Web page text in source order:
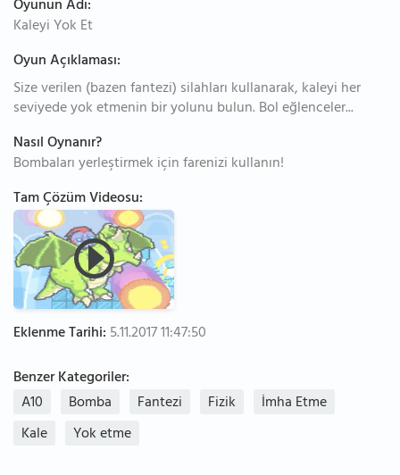
Oyunun Adı:
Kaleyi Yok Et
Oyun Açıklaması:
Size verilen (bazen fantezi) silahları kullanarak, kaleyi her
seviyede yok etmenin bir yolunu bulun. Bol eğlenceler...
Nasıl Oynanır?
Bombaları yerleştirmek için farenizi kullanın!
Tam Çözüm Videosu:
Eklenme Tarihi: 5.11.2017 11:47:50
Benzer Kategoriler:
A10
Bomba Fantezi Fizik
İmha Etme
Kale
Yok etme